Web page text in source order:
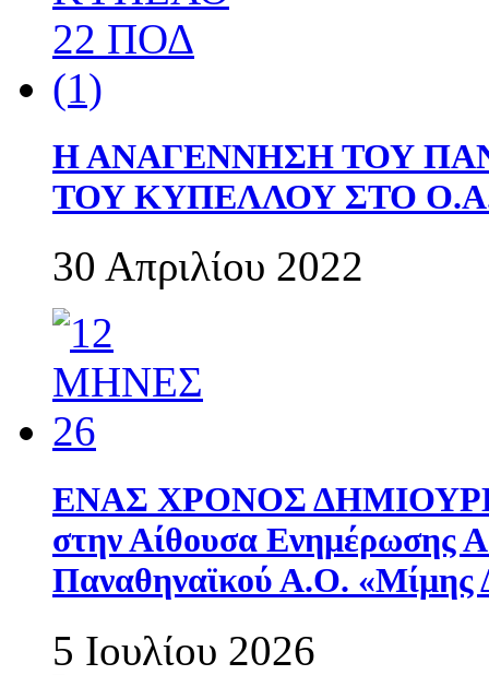
Η ΑΝΑΓΕΝΝΗΣΗ ΤΟΥ
ΤΟΥ ΚΥΠΕΛΛΟΥ ΣΤΟ
30 Απριλίου 2022
ΕΝΑΣ ΧΡΟΝΟΣ
στην Αίθουσα Ενημέρωσης
Παναθηναϊκού Α.Ο. «Μίμης
5 Ιουλίου 2026